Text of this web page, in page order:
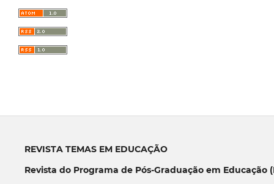
REVISTA TEMAS EM EDUCAÇÃO
Revista do Programa de Pós-Graduação em Educação